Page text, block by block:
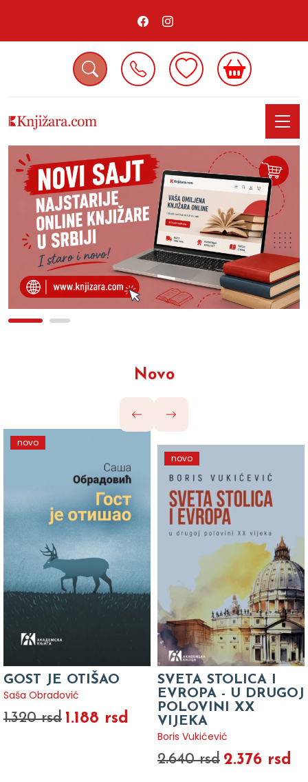
Novo
novo
GOST JE OTIŠAO
Saša Obradović
1.320 rsd 1.188 rsd
novo
SVETA STOLICA I
EVROPA - U DRUGOJ
POLOVINI XX
VIJEKA
Boris Vukićević
2.640 rsd 2.376 rsd